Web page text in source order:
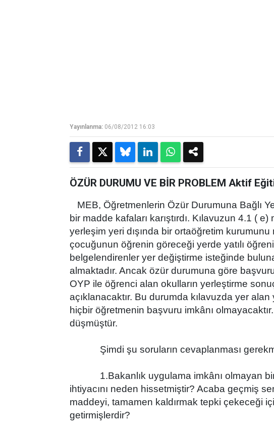
Yayınlanma: 06/08/2012 16:03
ÖZÜR DURUMU VE BİR PROBLEM Aktif
MEB, Öğretmenlerin Özür Durumuna Bağlı
bir madde kafaları karıştırdı. Kılavuzun 4.1 (
yerleşim yeri dışında bir ortaöğretim
çocuğunun öğrenin göreceği yerde yatılı
belgelendirenler yer değiştirme isteğinde
almaktadır. Ancak özür durumuna göre
OYP ile öğrenci alan okulların yerleştirme
açıklanacaktır. Bu durumda kılavuzda yer
hiçbir öğretmenin başvuru imkânı
düşmüştür.
Şimdi şu soruların cevaplanması
1.Bakanlık uygulama imkânı olmayan
ihtiyacını neden hissetmiştir? Acaba geçmiş
maddeyi, tamamen kaldırmak tepki çekeceği
getirmişlerdir?